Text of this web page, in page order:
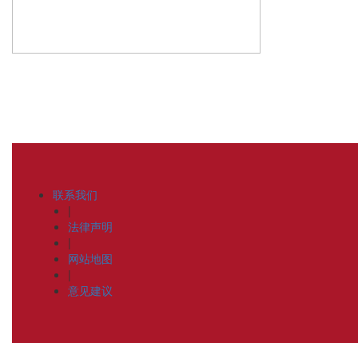
联系我们
|
法律声明
|
网站地图
|
意见建议